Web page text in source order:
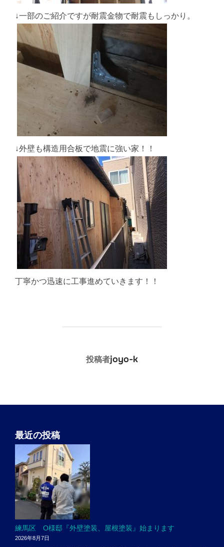
↓一部のご紹介ですが耐震金物で耐震もしっかり。
↓外壁も構造用合板で地震に強い家！！
丁寧かつ迅速に工事進めていきます！！
投稿者
投稿者joyo-k
最近の投稿
練馬区 O様邸『外壁塗装、屋根塗装』始まります
2026年8月7日